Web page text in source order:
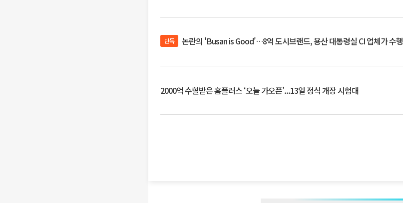
단독 논란의 'Busan is Good'…8억 도시브랜드, 용산 대통령실 CI 업체가 수행
2000억 수혈받은 홈플러스 ‘오늘 가오픈’...13일 정식 개장 시험대